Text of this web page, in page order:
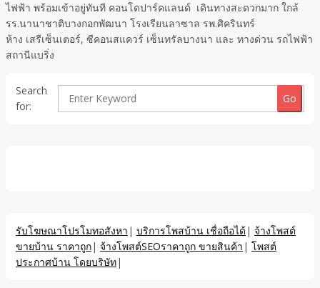
ไฟฟ้า พร้อมเข้าอยู่ทันที คอนโดปาร์คแลนด์ เดินทางสะดวกมาก ใกล้
รร.นานาชาติบางกอกพัฒนา โรงเรียนลาซาล รพ.ศิครินทร์
ห้าง เสรีเซ็นเตอร์, ซีคอนสแควร์ เซ็นทรัลบางนา และ ทางด่วน รถไฟฟ้า
สถานีแบริ่ง
Search
for:
รับโฆษณาโปรโมทอสังหา | บริการโพสบ้าน เชื่อถือได้| จ้างโพสต์
ขายบ้าน ราคาถูก| จ้างโพสต์SEOราคาถูก ขายสินค้า | โพสต์
ประกาศบ้าน โดยบริษัท|